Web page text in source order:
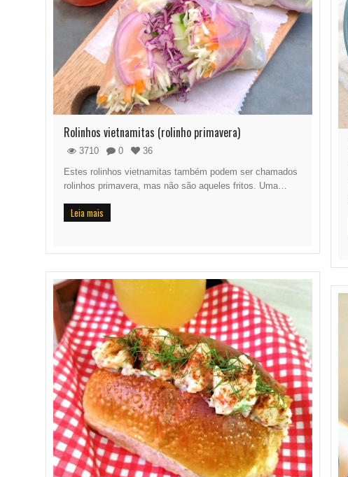
Rolinhos vietnamitas (rolinho primavera)
3710 0
36
Estes rolinhos vietnamitas também podem ser chamados
rolinhos primavera, mas não são aqueles fritos. Uma…
Leia mais